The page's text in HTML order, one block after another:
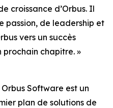
croissance d’Orbus. Il
passion, de leadership et
vers un succès
prochain chapitre. »
Software est un
plan de solutions de